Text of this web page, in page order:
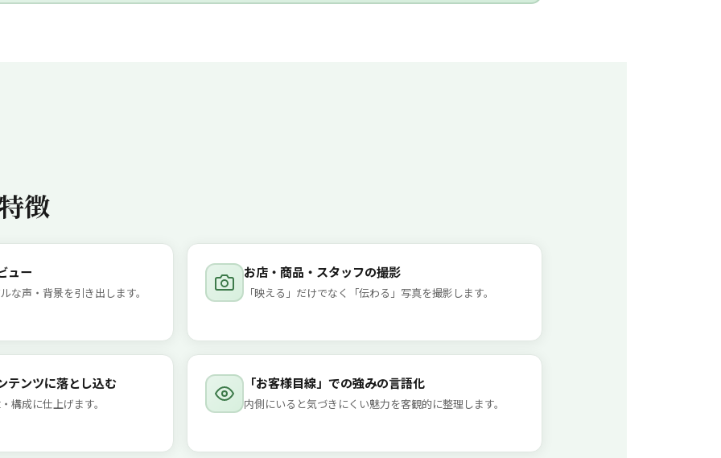
徴
ュー
な声・背景を引き出します。
お店・商品・スタッフの撮影
「映える」だけでなく「伝わる」写真を撮影します。
テンツに落とし込む
構成に仕上げます。
「お客様目線」での強みの言語化
内側にいると気づきにくい魅力を客観的に整理します。